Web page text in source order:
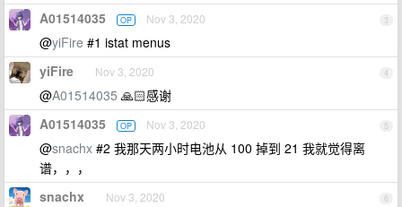
3
A01514035 OP Nov 3, 2020
@yiFire #1 istat menus
4
yiFire Nov 3, 2020
@A01514035 🙏🏻感谢
5
A01514035 OP Nov 3, 2020
@snachx #2 我那天两小时电池从 100 掉到 21 我就觉得离
谱，，，
6
snachx Nov 3, 2020